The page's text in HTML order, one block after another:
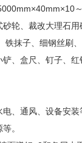
轮、裁改大理石
铁抹子、细钢丝刷
、盒尺、钉子、
、通风、设备安装
。